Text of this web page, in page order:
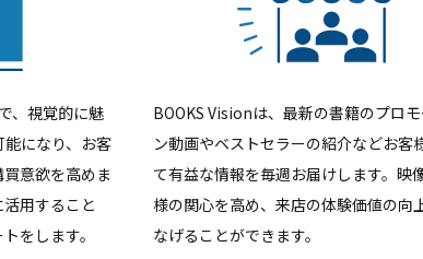
、視覚的に魅
になり、お客
意欲を高めま
用すること
をします。
BOOKS Visionは、最新の書籍のプロ
ン動画やベストセラーの紹介などお客
て有益な情報を毎週お届けします。映
様の関心を高め、来店の体験価値の向
なげることができます。